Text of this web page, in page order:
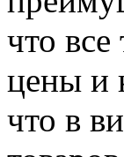
что
цены и
что в